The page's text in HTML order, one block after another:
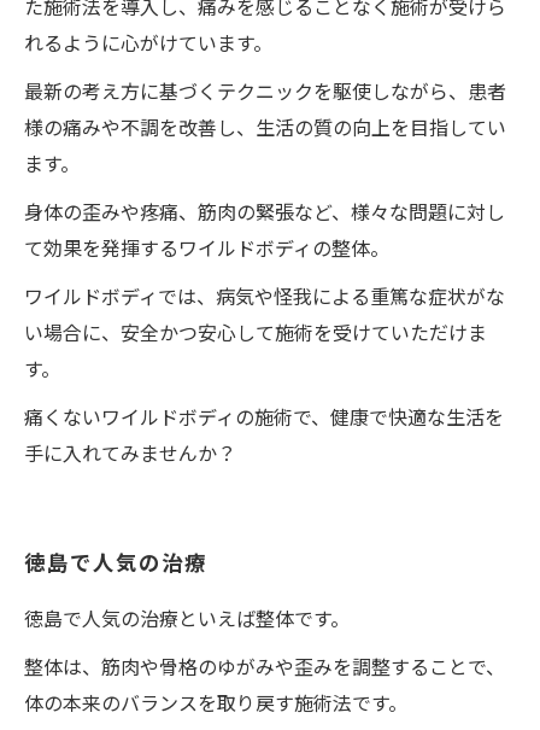
た施術法を導入し、痛みを感じることなく施術が受けら
れるように心がけています。
最新の考え方に基づくテクニックを駆使しながら、患者
様の痛みや不調を改善し、生活の質の向上を目指してい
ます。
身体の歪みや疼痛、筋肉の緊張など、様々な問題に対し
て効果を発揮するワイルドボディの整体。
ワイルドボディでは、病気や怪我による重篤な症状がな
い場合に、安全かつ安心して施術を受けていただけま
す。
痛くないワイルドボディの施術で、健康で快適な生活を
手に入れてみませんか？
徳島で人気の治療
徳島で人気の治療といえば整体です。
整体は、筋肉や骨格のゆがみや歪みを調整することで、
体の本来のバランスを取り戻す施術法です。